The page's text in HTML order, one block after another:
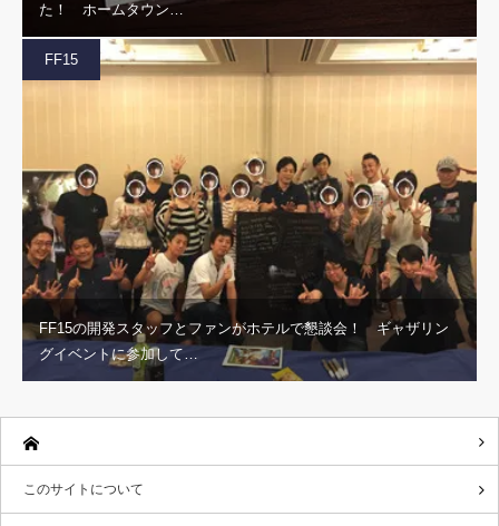
た！ ホームタウン…
FF15
FF15の開発スタッフとファンがホテルで懇談会！ ギャザリン
グイベントに参加して…
このサイトについて